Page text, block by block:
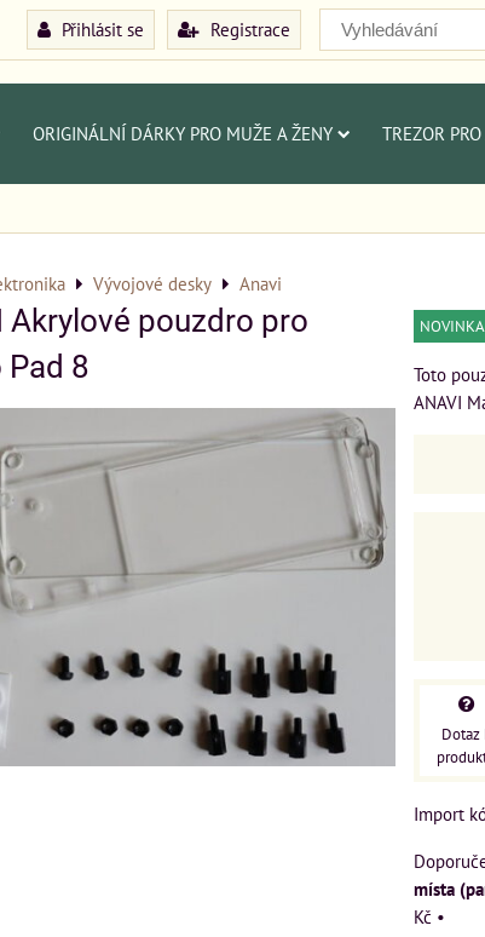
Přihlásit se Registrace
ORIGINÁLNÍ DÁRKY PRO MUŽE A ŽENY TREZOR
Vývojové desky Anavi
Akrylové pouzdro pro
8
NOVINKA
Toto
ANAVI
Dotaz
Import
místa
Kč •